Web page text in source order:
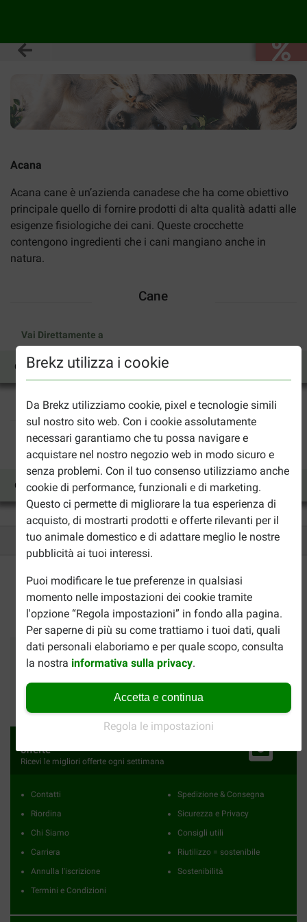
Brekz utilizza i cookie
Da Brekz utilizziamo cookie, pixel e tecnologie simili
sul nostro sito web. Con i cookie assolutamente
necessari garantiamo che tu possa navigare e
acquistare nel nostro negozio web in modo sicuro e
senza problemi. Con il tuo consenso utilizziamo anche
cookie di performance, funzionali e di marketing.
Questo ci permette di migliorare la tua esperienza di
acquisto, di mostrarti prodotti e offerte rilevanti per il
tuo animale domestico e di adattare meglio le nostre
pubblicità ai tuoi interessi.
Puoi modificare le tue preferenze in qualsiasi
momento nelle impostazioni dei cookie tramite
l'opzione “Regola impostazioni” in fondo alla pagina.
Per saperne di più su come trattiamo i tuoi dati, quali
dati personali elaboriamo e per quale scopo, consulta
la nostra informativa sulla privacy.
Accetta e continua
Regola le impostazioni
Acana
Acana cane è un’azienda canadese che ha come obiettivo
principale quello di fornire prodotti di alta qualità adatti alle
esigenze fisiologiche dei cani. Queste crocchette
contengono ingredienti che i cani mangiano anche in
natura.
Cane
Vai Direttamente a
Cucciolo Adulto Senior Light
Gatto
Vai Direttamente a
Cibo per gatti
Fino al 40% in meno
Pagamento Affidabile
3654recensioni
Spediamo con
offerte
Ricevi le migliori offerte ogni settimana
Contatti
Riordina
Chi Siamo
Carriera
Annulla l'iscrizione
Termini e Condizioni
Spedizione & Consegna
Sicurezza e Privacy
Consigli utili
Riutilizzo = sostenibile
Sostenibilità